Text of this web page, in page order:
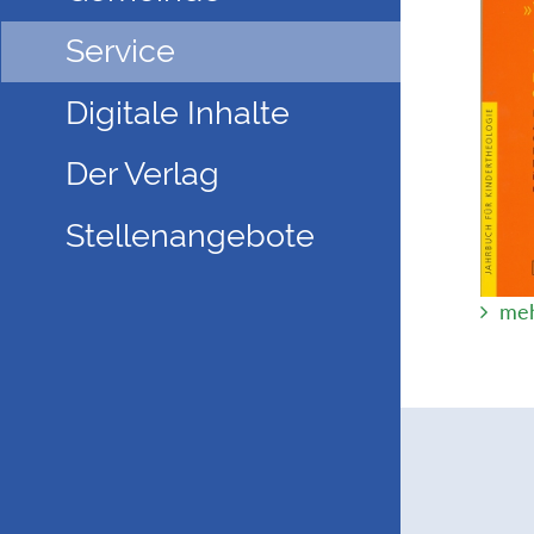
Service
Digitale Inhalte
Der Verlag
Stellenangebote